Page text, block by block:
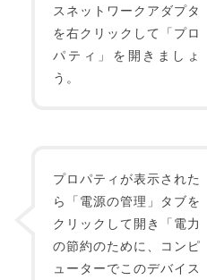
スネットワークアダプタ
を右クリックして「プロ
パティ」を開きましょ
う。
プロパティが表示された
ら「電源の管理」タブを
クリックして開き「電力
の節約のために、コンピ
ューターでこのデバイス